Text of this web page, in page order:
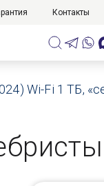
Контакты
Wi-Fi 1 TБ,